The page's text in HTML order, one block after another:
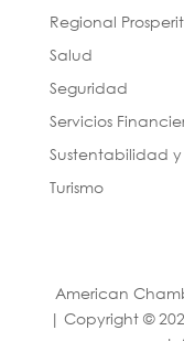
Regional
Salud
Seguridad
Servicios
Sustentabilidad
Turismo
American
| Copyright ©